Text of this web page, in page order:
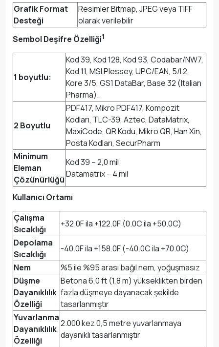
Grafik Format
Desteği
Resimler Bitmap, JPEG veya TIFF
olarak verilebilir
Sembol Deşifre Özelliği1
1 boyutlu:
Kod 39, Kod 128, Kod 93, Codabar/NW7,
Kod 11, MSI Plessey, UPC/EAN, 5/I 2,
Kore 3/5, GS1 DataBar, Base 32 (Italian
Pharma).
2 Boyutlu
PDF417, Mikro PDF417, Kompozit
Kodları, TLC-39, Aztec, DataMatrix,
MaxiCode, QR Kodu, Mikro QR, Han Xin,
Posta Kodları, SecurPharm
Minimum
Eleman
Çözünürlüğü
Kod 39 – 2,0 mil
Datamatrix – 4 mil
Kullanıcı Ortamı
Çalışma
Sıcaklığı
+32.0F ila +122.0F (0.0C ila +50.0C)
Depolama
Sıcaklığı
-40.0F ila +158.0F (-40.0C ila +70.0C)
Nem
%5 ile %95 arası bağıl nem, yoğuşmasız
Düşme
Dayanıklılık
Özelliği
Betona 6,0 ft (1,8 m) yükseklikten birden
fazla düşmeye dayanacak şekilde
tasarlanmıştır
Yuvarlanma
Dayanıklılık
Özelliği
2.000 kez 0,5 metre yuvarlanmaya
dayanıklı tasarlanmıştır